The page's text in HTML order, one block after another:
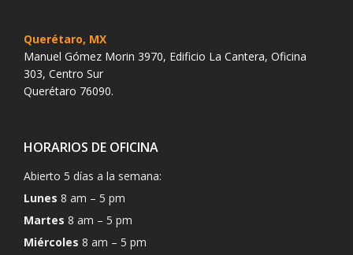
Querétaro, MX
Manuel Gómez Morin 3970, Edificio La Cantera, Oficina
303, Centro Sur
Querétaro 76090.
HORARIOS DE OFICINA
Abierto 5 días a la semana:
Lunes 8 am – 5 pm
Martes 8 am – 5 pm
Miércoles 8 am – 5 pm